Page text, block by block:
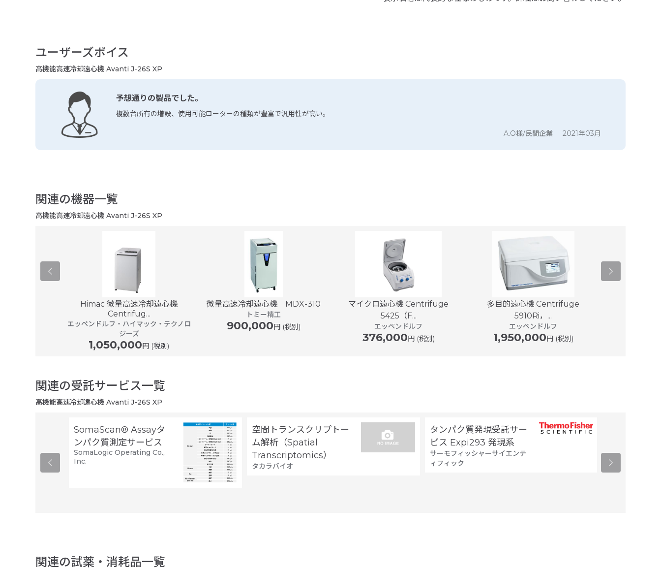
ユーザーズボイス
高機能高速冷却遠心機 Avanti J-26S XP
予想通りの製品でした。
複数台所有の増設、使用可能ローターの種類が豊富で汎用性が高い。
A.O様/民間企業 2021年03月
関連の機器一覧
高機能高速冷却遠心機 Avanti J-26S XP
Himac 微量高速冷却遠心機
Centrifug...
エッペンドルフ・ハイマック・テクノロ
ジーズ
1,050,000円 (税別)
微量高速冷却遠心機 MDX-310
トミー精工
900,000円 (税別)
マイクロ遠心機 Centrifuge
5425（F...
エッペンドルフ
376,000円 (税別)
多目的遠心機 Centrifuge
5910Ri，...
エッペンドルフ
1,950,000円 (税別)
関連の受託サービス一覧
高機能高速冷却遠心機 Avanti J-26S XP
SomaScan® Assayタ
ンパク質測定サービス
SomaLogic Operating Co.,
Inc.
空間トランスクリプトー
ム解析（Spatial
Transcriptomics）
タカラバイオ
タンパク質発現受託サー
ビス Expi293 発現系
サーモフィッシャーサイエンテ
ィフィック
タカラバイオ
関連の試薬・消耗品一覧